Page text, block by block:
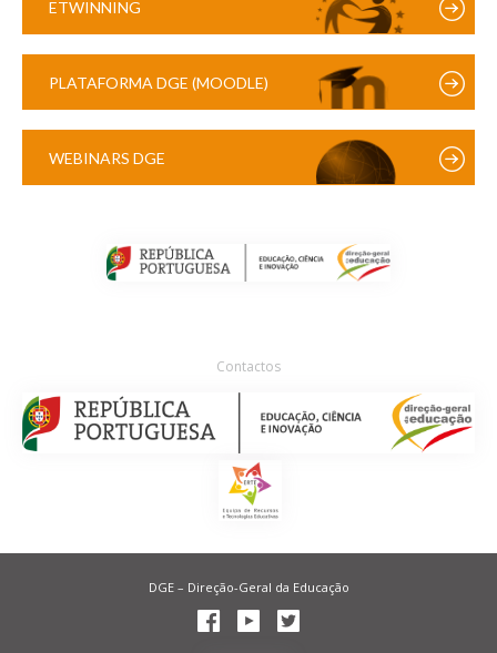
ETWINNING
PLATAFORMA DGE (MOODLE)
WEBINARS DGE
Contactos
DGE – Direção-Geral da Educação